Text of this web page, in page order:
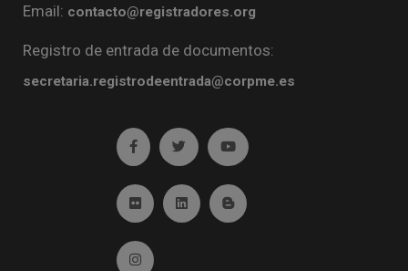
Email: contacto@registradores.org
Registro de entrada de documentos:
secretaria.registrodeentrada@corpme.es
Ir a facebook (abre en ventana nueva)
Ir a twitter (abre en ventana nueva)
Ir a YouTube (abre en
Ir a Flickr (abre en ventana nueva)
Ir a Linkedin (abre en ventana nueva)
Ir al Blog (abre en ventana
Ir a Instagram (abre en ventana nueva)